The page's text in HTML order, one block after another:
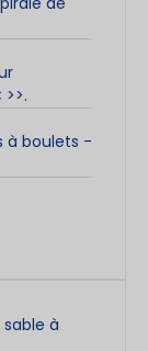
à boulets -
à